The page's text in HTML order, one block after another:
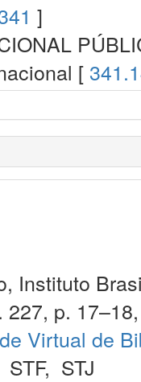
]
[
Instituto
p.
Virtual de
STF, STJ